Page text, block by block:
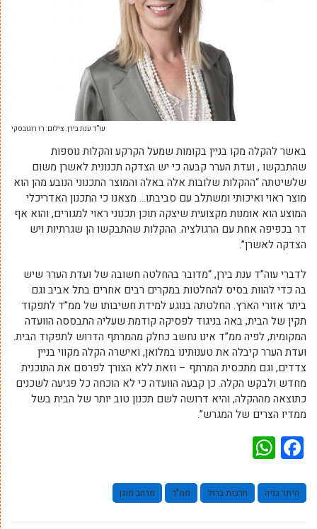
עו”ד ענת בירן. צילום: רז רוגובסקי
באשר להקלה מקו בניין בקומות שמעל הקרקע והקלות נוספות
שהתבקשו , ועדת הערר קבעה כי יש הצדקה תכנונית לאשרן משום
שלשיטתה “ההקלות שלובות אלה באלה והמוצר התכנוני הנובע מהן הוא
מוצר ראוי ואיכותי ומשתלב עם סביבתו… מצאנו כי התכנון האדריכלי
המוצע הוא אומנות מקצועית שיצקה תוכן תכנוני ראוי למגורים, והוא אף
דר בכפיפה אחת עם הרגולציה. ההקלות שהתבקשו הן שגרתיות ויש
הצדקה לאשרן”.
לדברי עוה”ד ענת בירן, “מדובר בהחלטה חשובה של ועדת הערר שיש
בה כדי להוות בסיס להחלטות במקרים רבים אחרים בתל אביב וגם
ביתר אזורי הארץ. החלטתה בנוגע למידת חשיבותו של ממ”ד לתפקוד
תקין של הבית, באה בניגוד לפסיקה קודמת שעליה התבססה הוועדה
המקומית, לפיה ממ”ד אינו נחשב כחלק מהמרתף הדרוש לתפקוד הבית.
ועדת הערר קיבלה את טענותינו במלואן, ואישרה הקלה מקווי בניין
צדדים, וגם מתכסית המרתף – וזאת ללא הצורך לפרסם את התוכנית
מחדש ולבקש הקלה. כן קבעה הוועדה כי לא הוכחה כל פגיעה לשכנים
כתוצאה מההקלה, והיא דרושה לשם תכנון טוב יותר של הבית בשל
ממדיו הצרים של המגרש”.
Facebook
היתר בניה חרבות ברזל ממ"ד מרחב מוגן